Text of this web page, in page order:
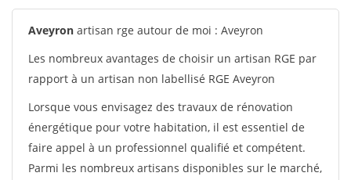
votes
Aveyron artisan rge autour de moi : Aveyron
Les nombreux avantages de choisir un artisan RGE par
rapport à un artisan non labellisé RGE Aveyron
Lorsque vous envisagez des travaux de rénovation
énergétique pour votre habitation, il est essentiel de
faire appel à un professionnel qualifié et compétent.
Parmi les nombreux artisans disponibles sur le marché,